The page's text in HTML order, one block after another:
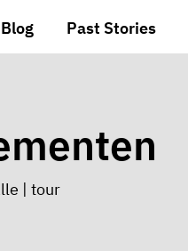
Blog Past Stories
| tour